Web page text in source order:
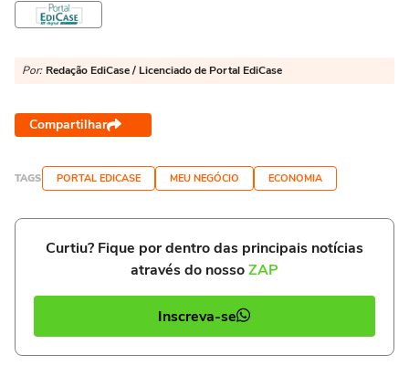
Por: Redação EdiCase / Licenciado de Portal EdiCase
Compartilhar
TAGS PORTAL EDICASE MEU NEGÓCIO ECONOMIA
Curtiu? Fique por dentro das principais notícias
através do nossoZAP
Inscreva-se